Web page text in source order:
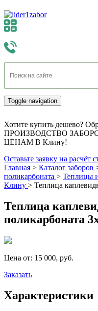
Toggle navigation
Хотите купить дешево?
ПРОИЗВОДСТВО
ЦЕНАМ В Клину!
Оставьте заявку на
Главная > Каталог заборов
поликарбоната > Теплицы
Клину > Теплица
Теплица
поликарбоната
Цена от: 15 000, руб.
Заказать
Характеристики